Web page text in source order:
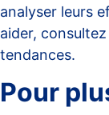
analyser leurs
aider, consultez
tendances.
Pour